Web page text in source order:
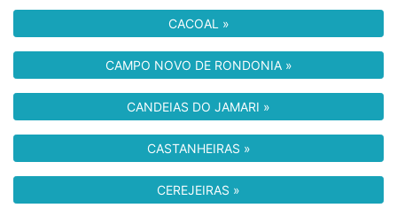
CACOAL »
CAMPO NOVO DE RONDONIA »
CANDEIAS DO JAMARI »
CASTANHEIRAS »
CEREJEIRAS »